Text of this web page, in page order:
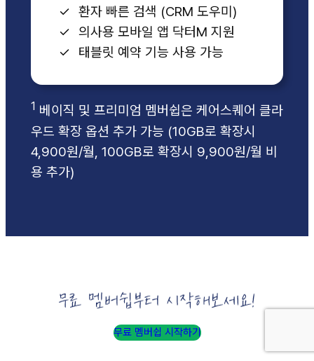
환자 빠른 검색 (CRM 도우미)
의사용 모바일 앱 닥터M 지원
태블릿 예약 기능 사용 가능
1 베이직 및 프리미엄 멤버쉽은 케어스퀘어 클라
우드 확장 옵션 추가 가능 (10GB로 확장시
4,900원/월, 100GB로 확장시 9,900원/월 비
용 추가)
무료 멤버쉽 시작하기